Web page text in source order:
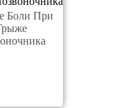
Боли При